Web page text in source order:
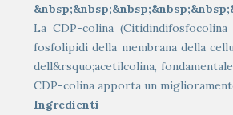
La CDP-colina
fosfolipidi della membrana della
dell&rsquo;acetilcolina,
CDP-colina apporta un
Ingredienti